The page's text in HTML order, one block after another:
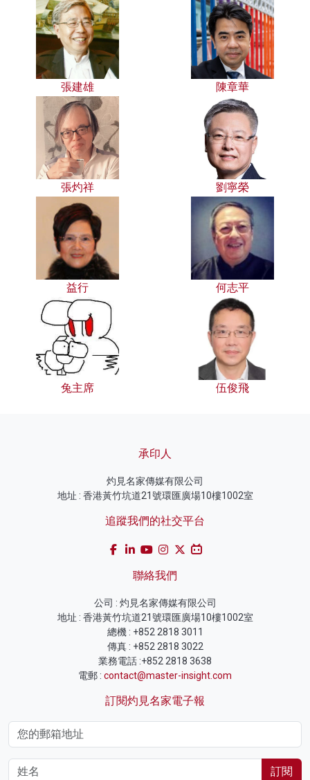
張建雄 陳章華
張灼祥 劉寧榮
益行 何志平
兔主席 伍俊飛
承印人
灼見名家傳媒有限公司
地址 : 香港黃竹坑道21號環匯廣場10樓1002室
追蹤我們的社交平台
聯絡我們
公司 : 灼見名家傳媒有限公司
地址 : 香港黃竹坑道21號環匯廣場10樓1002室
總機 : +852 2818 3011
傳真 : +852 2818 3022
業務電話 :+852 2818 3638
電郵 : contact@master-insight.com
訂閱灼見名家電子報
訂閱